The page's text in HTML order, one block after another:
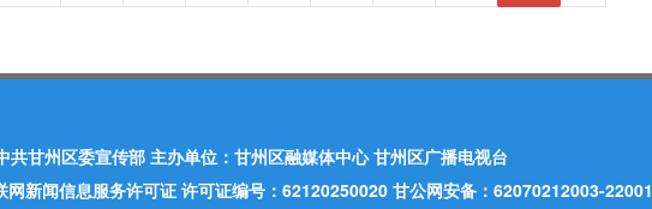
共甘州区委宣传部 主办单位：甘州区融媒体中心 甘州区广播电视台
网新闻信息服务许可证 许可证编号：62120250020 甘公网安备：62070212003-22001